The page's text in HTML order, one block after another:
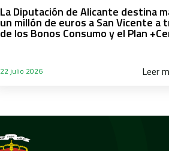
La Diputación de Alicante destina
un millón de euros a San Vicente a
de los Bonos Consumo y el Plan
22 julio 2026 Leer